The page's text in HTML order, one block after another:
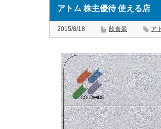
アトム 株主優待 使える店
2015/8/18 飲食業 ア